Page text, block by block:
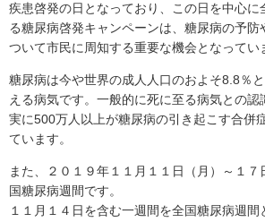
疾患啓発の日となっており、この日を中心に
る糖尿病啓発キャンペーンは、糖尿病の予防
ついて市民に周知する重要な機会となってい
糖尿病は今や世界の成人人口のおよそ8.8％
える病気です。一般的に死に至る病気との認
実に500万人以上が糖尿病の引き起こす合併
ています。
また、２０１９年１１月１１日（月）～１７
国糖尿病週間です。
１１月１４日を含む一週間を全国糖尿病週